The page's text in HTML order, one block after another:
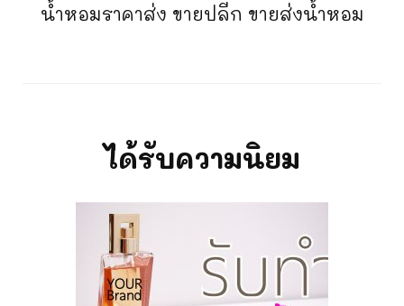
น้ำหอมราคาส่ง ขายปลีก ขายส่งน้ำหอม
ได้รับความนิยม